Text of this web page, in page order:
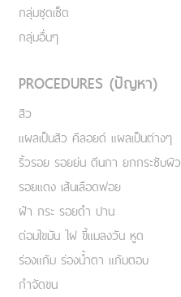
กลุ่มชุดเซ็ต
กลุ่มอื่นๆ
PROCEDURES (ปัญหา)
สิว
แผลเป็นสิว คีลอยด์ แผลเป็นต่างๆ
ริ้วรอย รอยย่น ตีนกา ยกกระชับผิว
รอยแดง เส้นเลือดฟอย
ฝ้า กระ รอยดำ ปาน
ต่อมไขมัน ไฝ ขี้แมลงวัน หูด
ร่องแก้ม ร่องน้ำตา แก้มตอบ
กำจัดขน